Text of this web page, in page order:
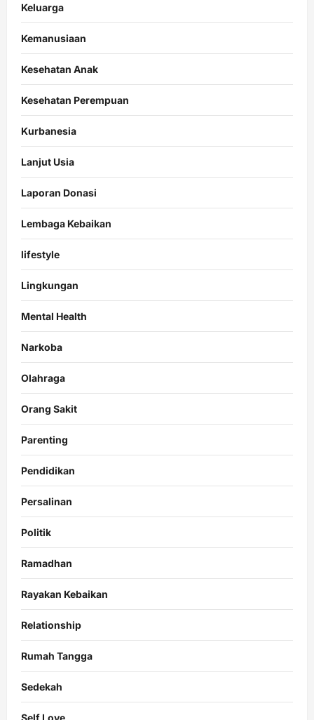
Keluarga
Kemanusiaan
Kesehatan Anak
Kesehatan Perempuan
Kurbanesia
Lanjut Usia
Laporan Donasi
Lembaga Kebaikan
lifestyle
Lingkungan
Mental Health
Narkoba
Olahraga
Orang Sakit
Parenting
Pendidikan
Persalinan
Politik
Ramadhan
Rayakan Kebaikan
Relationship
Rumah Tangga
Sedekah
Self Love